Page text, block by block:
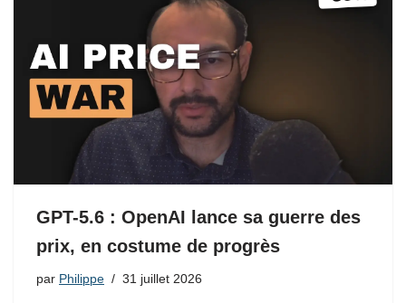
GPT-5.6 : OpenAI lance sa guerre des
prix, en costume de progrès
par Philippe 31 juillet 2026